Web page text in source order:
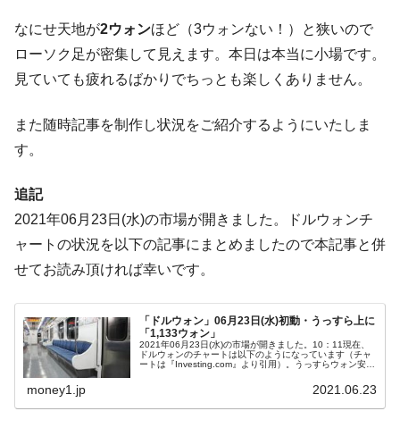
1.9倍！
『Money1』
在韓米国大使スティールが着韓！⇒ さっそ
く空港に詰めかけ「出て行け！」「極右勢力」のプラカー
『Money1』
韓国政府「2035年までに18.4GW規模のAIデ
ータセンター整備」⇒ だから無理だってば。
ほぼ終わった」
『Money1』
韓国『国民年金公団』株価暴落で200兆蒸
発。
『Money1』
韓国政府「ニセＫ-ブランドを通報しようキ
『Money1』
韓国「橋が落ちました」⇒ 耐久性「なさす
ぎ」では。
『Money1』
韓国鉄鋼最大手『POSCO』ズブズブ沈む。
営業利益80.2％も減少
なにせ天地が2ウォンほど（3ウォンない！）と狭いので
ローソク足が密集して見えます。本日は本当に小場です。
見ていても疲れるばかりでちっとも楽しくありません。
また随時記事を制作し状況をご紹介するようにいたしま
す。
追記
2021年06月23日(水)の市場が開きました。ドルウォンチ
ャートの状況を以下の記事にまとめましたので本記事と併
せてお読み頂ければ幸いです。
「ドルウォン」06月23日(水)初動・うっすら上に
「1,133ウォン」
2021年06月23日(水)の市場が開きました。10：11現在、
ドルウォンのチャートは以下のようになっています（チャ
ートは『Investing.com』より引用）。うっすらウォン安方
money1.jp 2021.06.23